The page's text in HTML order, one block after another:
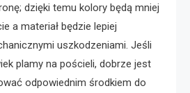
dzięki temu kolory będą mniej
a materiał będzie lepiej
uszkodzeniami. Jeśli
plamy na pościeli, dobrze jest
odpowiednim środkiem do